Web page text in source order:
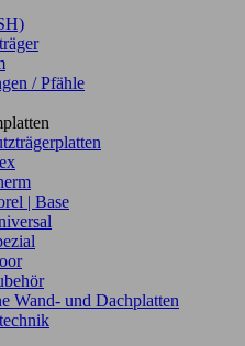
/ Pfähle
| Base
Wand- und Dachplatten